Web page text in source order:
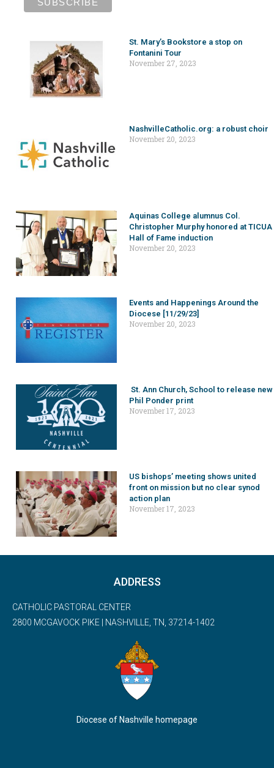
St. Mary’s Bookstore a stop on
Fontanini Tour
November 27, 2023
NashvilleCatholic.org: a robust choir
November 20, 2023
Aquinas College alumnus Col.
Christopher Murphy honored at TICUA
Hall of Fame induction
November 20, 2023
Events and Happenings Around the
Diocese [11/29/23]
November 20, 2023
St. Ann Church, School to release new
Phil Ponder print
November 17, 2023
US bishops’ meeting shows united
front on mission but no clear synod
action plan
November 17, 2023
ADDRESS
CATHOLIC PASTORAL CENTER
2800 MCGAVOCK PIKE | NASHVILLE, TN, 37214-1402
Diocese of Nashville homepage